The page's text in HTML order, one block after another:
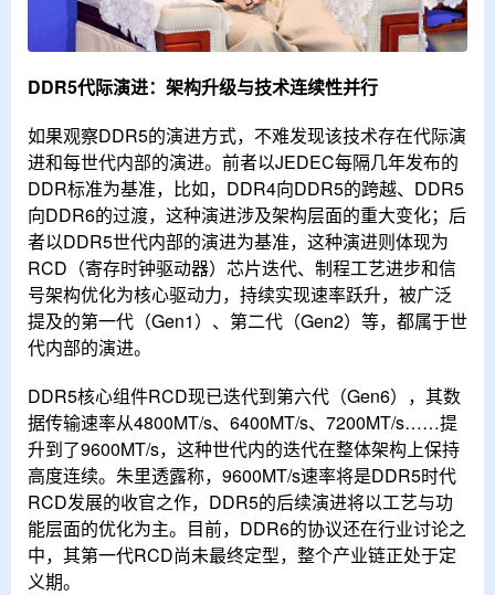
DDR5代际演进：架构升级与技术连续性并行
如果观察DDR5的演进方式，不难发现该技术存在代际演
进和每世代内部的演进。前者以JEDEC每隔几年发布的
DDR标准为基准，比如，DDR4向DDR5的跨越、DDR5
向DDR6的过渡，这种演进涉及架构层面的重大变化；后
者以DDR5世代内部的演进为基准，这种演进则体现为‌
RCD（寄存时钟驱动器）芯片迭代、制程工艺进步和信
号架构优化‌为核心驱动力，持续实现速率跃升，被广泛
提及的第一代（Gen1）、第二代（Gen2）等，都属于世
代内部的演进。
DDR5核心组件RCD现已迭代到第六代（Gen6），其数
据传输速率从4800MT/s、6400MT/s、7200MT/s……提
升到了9600MT/s‌，这种世代内的迭代在整体架构上保持
高度连续。朱里透露称，9600MT/s速率将是DDR5时代
RCD发展的收官之作，DDR5的后续演进将以工艺与功
能层面的优化为主。目前，DDR6的协议还在行业讨论之
中，其第一代RCD尚未最终定型，整个产业链正处于定
义期。